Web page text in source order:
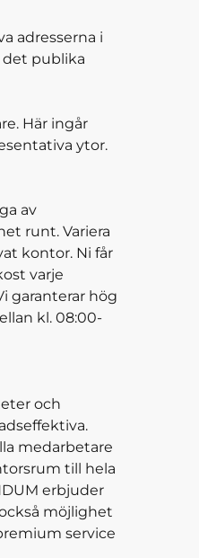
adresserna i
det publika
Här ingår
ytor.
av
runt. Variera
kontor. Ni får
varje
garanterar hög
kl. 08:00-
och
medarbetare
till hela
erbjuder
möjlighet
service